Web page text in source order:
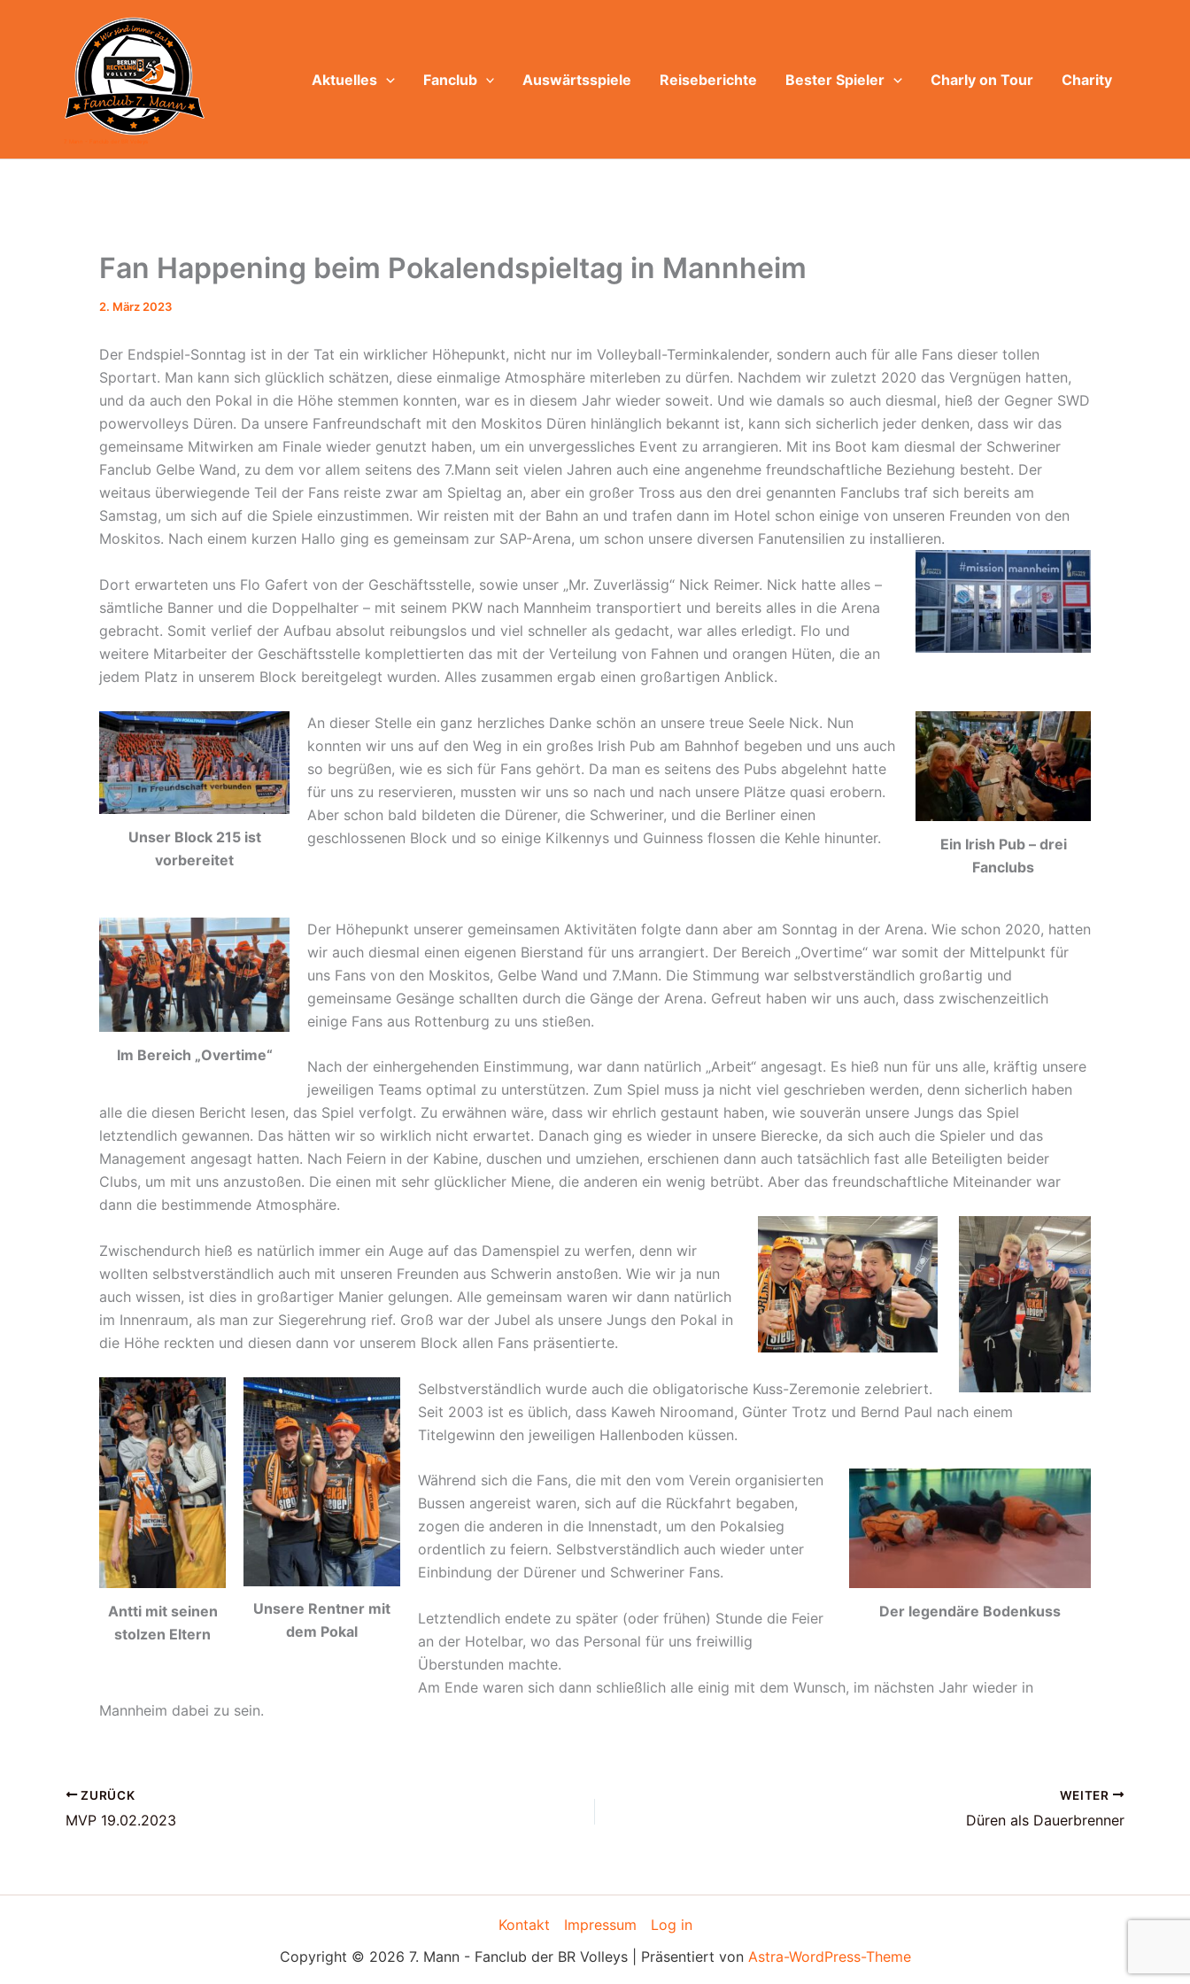
Aktuelles Fanclub Auswärtsspiele Reiseberichte Bester Spieler Charly on Tour Charity
Fan Happening beim Pokalendspieltag in Mannheim
2. März 2023
Der Endspiel-Sonntag ist in der Tat ein wirklicher Höhepunkt, nicht nur im Volleyball-Terminkalender, sondern auch für alle Fans dieser tollen
Sportart. Man kann sich glücklich schätzen, diese einmalige Atmosphäre miterleben zu dürfen. Nachdem wir zuletzt 2020 das Vergnügen hatten,
und da auch den Pokal in die Höhe stemmen konnten, war es in diesem Jahr wieder soweit. Und wie damals so auch diesmal, hieß der Gegner SWD
powervolleys Düren. Da unsere Fanfreundschaft mit den Moskitos Düren hinlänglich bekannt ist, kann sich sicherlich jeder denken, dass wir das
gemeinsame Mitwirken am Finale wieder genutzt haben, um ein unvergessliches Event zu arrangieren. Mit ins Boot kam diesmal der Schweriner
Fanclub Gelbe Wand, zu dem vor allem seitens des 7.Mann seit vielen Jahren auch eine angenehme freundschaftliche Beziehung besteht. Der
weitaus überwiegende Teil der Fans reiste zwar am Spieltag an, aber ein großer Tross aus den drei genannten Fanclubs traf sich bereits am
Samstag, um sich auf die Spiele einzustimmen. Wir reisten mit der Bahn an und trafen dann im Hotel schon einige von unseren Freunden von den
Moskitos. Nach einem kurzen Hallo ging es gemeinsam zur SAP-Arena, um schon unsere diversen Fanutensilien zu installieren.
Dort erwarteten uns Flo Gafert von der Geschäftsstelle, sowie unser „Mr. Zuverlässig“ Nick Reimer. Nick hatte alles –
sämtliche Banner und die Doppelhalter – mit seinem PKW nach Mannheim transportiert und bereits alles in die Arena
gebracht. Somit verlief der Aufbau absolut reibungslos und viel schneller als gedacht, war alles erledigt. Flo und
weitere Mitarbeiter der Geschäftsstelle komplettierten das mit der Verteilung von Fahnen und orangen Hüten, die an
jedem Platz in unserem Block bereitgelegt wurden. Alles zusammen ergab einen großartigen Anblick.
Unser Block 215 ist
vorbereitet
Ein Irish Pub – drei
Fanclubs
An dieser Stelle ein ganz herzliches Danke schön an unsere treue Seele Nick. Nun
konnten wir uns auf den Weg in ein großes Irish Pub am Bahnhof begeben und uns auch
so begrüßen, wie es sich für Fans gehört. Da man es seitens des Pubs abgelehnt hatte
für uns zu reservieren, mussten wir uns so nach und nach unsere Plätze quasi erobern.
Aber schon bald bildeten die Dürener, die Schweriner, und die Berliner einen
geschlossenen Block und so einige Kilkennys und Guinness flossen die Kehle hinunter.
Im Bereich „Overtime“
Der Höhepunkt unserer gemeinsamen Aktivitäten folgte dann aber am Sonntag in der Arena. Wie schon 2020, hatten
wir auch diesmal einen eigenen Bierstand für uns arrangiert. Der Bereich „Overtime“ war somit der Mittelpunkt für
uns Fans von den Moskitos, Gelbe Wand und 7.Mann. Die Stimmung war selbstverständlich großartig und
gemeinsame Gesänge schallten durch die Gänge der Arena. Gefreut haben wir uns auch, dass zwischenzeitlich
einige Fans aus Rottenburg zu uns stießen.
Nach der einhergehenden Einstimmung, war dann natürlich „Arbeit“ angesagt. Es hieß nun für uns alle, kräftig unsere
jeweiligen Teams optimal zu unterstützen. Zum Spiel muss ja nicht viel geschrieben werden, denn sicherlich haben
alle die diesen Bericht lesen, das Spiel verfolgt. Zu erwähnen wäre, dass wir ehrlich gestaunt haben, wie souverän unsere Jungs das Spiel
letztendlich gewannen. Das hätten wir so wirklich nicht erwartet. Danach ging es wieder in unsere Bierecke, da sich auch die Spieler und das
Management angesagt hatten. Nach Feiern in der Kabine, duschen und umziehen, erschienen dann auch tatsächlich fast alle Beteiligten beider
Clubs, um mit uns anzustoßen. Die einen mit sehr glücklicher Miene, die anderen ein wenig betrübt. Aber das freundschaftliche Miteinander war
dann die bestimmende Atmosphäre.
Zwischendurch hieß es natürlich immer ein Auge auf das Damenspiel zu werfen, denn wir
wollten selbstverständlich auch mit unseren Freunden aus Schwerin anstoßen. Wie wir ja nun
auch wissen, ist dies in großartiger Manier gelungen. Alle gemeinsam waren wir dann natürlich
im Innenraum, als man zur Siegerehrung rief. Groß war der Jubel als unsere Jungs den Pokal in
die Höhe reckten und diesen dann vor unserem Block allen Fans präsentierte.
Antti mit seinen
stolzen Eltern
Unsere Rentner mit
dem Pokal
Selbstverständlich wurde auch die obligatorische Kuss-Zeremonie zelebriert.
Seit 2003 ist es üblich, dass Kaweh Niroomand, Günter Trotz und Bernd Paul nach einem
Titelgewinn den jeweiligen Hallenboden küssen.
Der legendäre Bodenkuss
Während sich die Fans, die mit den vom Verein organisierten
Bussen angereist waren, sich auf die Rückfahrt begaben,
zogen die anderen in die Innenstadt, um den Pokalsieg
ordentlich zu feiern. Selbstverständlich auch wieder unter
Einbindung der Dürener und Schweriner Fans.
Letztendlich endete zu später (oder frühen) Stunde die Feier
an der Hotelbar, wo das Personal für uns freiwillig
Überstunden machte.
Am Ende waren sich dann schließlich alle einig mit dem Wunsch, im nächsten Jahr wieder in
Mannheim dabei zu sein.
ZURÜCK
MVP 19.02.2023
WEITER
Düren als Dauerbrenner
Kontakt Impressum
Log in
Copyright © 2026 7. Mann - Fanclub der BR Volleys | Präsentiert von Astra-WordPress-Theme